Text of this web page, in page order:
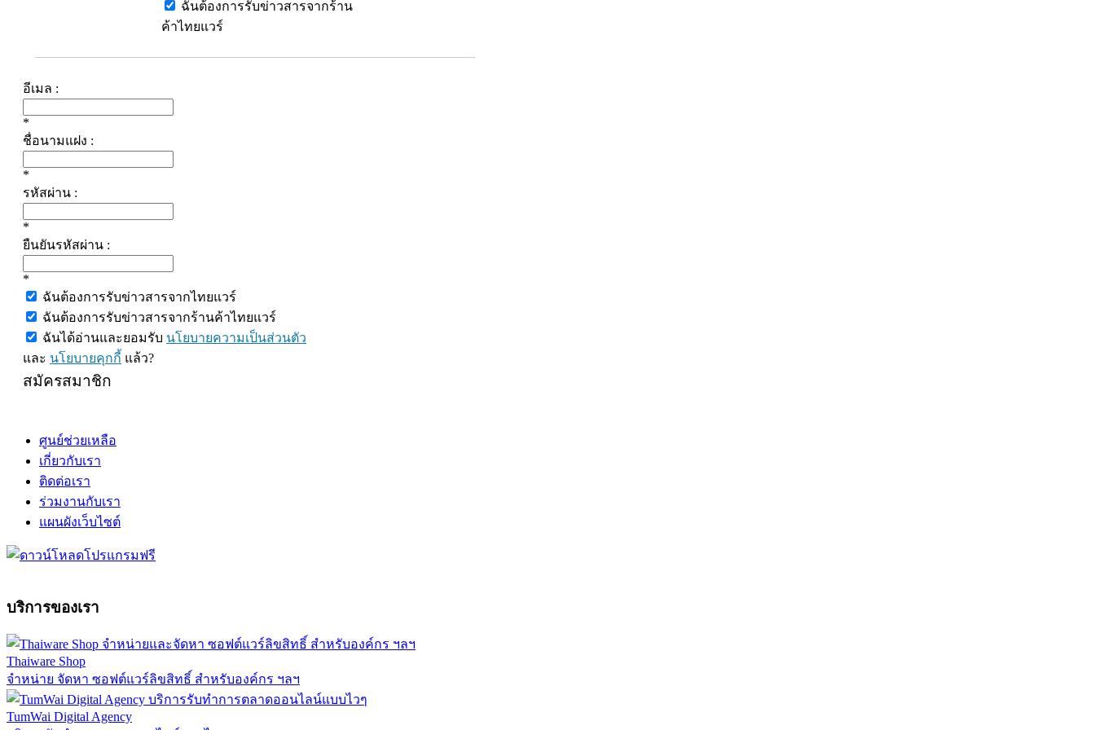
ฉันต้องการรับข่าวสารจากร้าน
ค้าไทยแวร์
อีเมล :
*
ชื่อนามแฝง :
*
รหัสผ่าน :
*
ยืนยันรหัสผ่าน :
*
ฉันต้องการรับข่าวสารจากไทยแวร์
ฉันต้องการรับข่าวสารจากร้านค้าไทยแวร์
ฉันได้อ่านและยอมรับ นโยบายความเป็นส่วนตัว
และ นโยบายคุกกี้ แล้ว?
สมัครสมาชิก
ศูนย์ช่วยเหลือ
เกี่ยวกับเรา
ติดต่อเรา
ร่วมงานกับเรา
แผนผังเว็บไซต์
บริการของเรา
Thaiware Shop
จำหน่าย จัดหา ซอฟต์แวร์ลิขสิทธิ์ สำหรับองค์กร ฯลฯ
TumWai Digital Agency